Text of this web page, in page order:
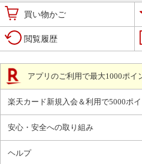
買い物かご
閲覧履歴
アプリのご利用で最大1000ポイ
楽天カード新規入会＆利用で5000ポイ
安心・安全への取り組み
ヘルプ